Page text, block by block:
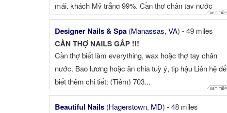
mái, khách Mỹ trắng 99%. Cần thợ chân tay nước
hoặ...
Designer Nails & Spa (Manassas, VA) - 49 miles
CẦN THỢ NAILS GẤP !!!
Cần thợ biết làm everything, wax hoặc thợ tay chân
nước. Bao lương hoặc ăn chia tuỳ ý, tip hậu Liên hệ để
biết thêm chi tiết: (Tiệm) 703...
Beautiful Nails (Hagerstown, MD) - 48 miles